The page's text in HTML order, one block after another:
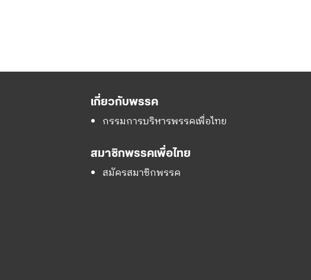
เกี่ยวกับพรรค
กรรมการบริหารพรรคเพื่อไทย
สมาชิกพรรคเพื่อไทย
สมัครสมาชิกพรรค